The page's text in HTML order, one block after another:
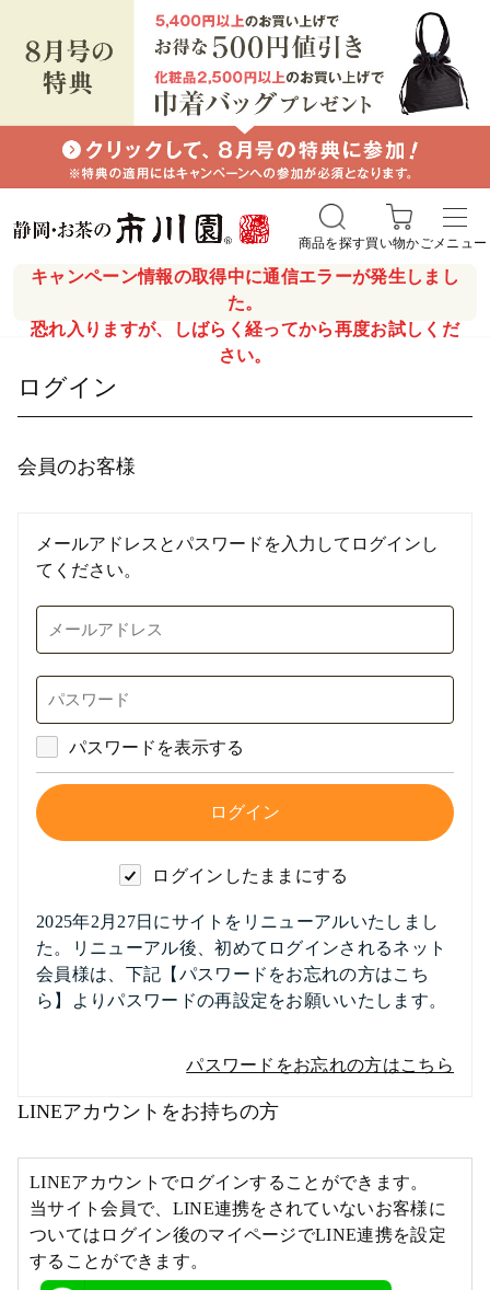
キャンペーン情報の取得中に通信エラーが発生しまし
た。
恐れ入りますが、しばらく経ってから再度お試しくだ
さい。
商品を探す買い物かごメニュー
ログイン
会員のお客様
メールアドレスとパスワードを入力してログインし
てください。
パスワードを表示する
ログインしたままにする
2025年2月27日にサイトをリニューアルいたしまし
た。リニューアル後、初めてログインされるネット
会員様は、下記【パスワードをお忘れの方はこち
ら】よりパスワードの再設定をお願いいたします。
パスワードをお忘れの方はこちら
LINEアカウントをお持ちの方
LINEアカウントでログインすることができます。
当サイト会員で、LINE連携をされていないお客様に
ついてはログイン後のマイページでLINE連携を設定
することができます。